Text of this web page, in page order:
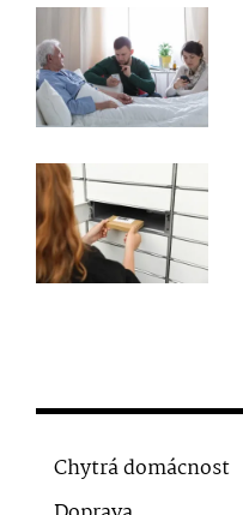
Chytrá domácnost